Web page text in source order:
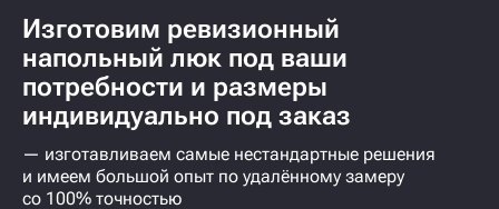
Изготовим ревизионный
напольный люк под ваши
потребности и размеры
индивидуально под заказ
— изготавливаем самые нестандартные решения
и имеем большой опыт по удалённому замеру
со 100% точностью